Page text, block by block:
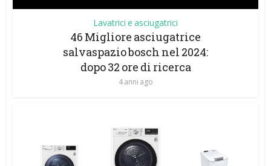
Lavatrici e asciugatrici
46 Migliore asciugatrice
salvaspazio bosch nel 2024:
dopo 32 ore di ricerca
4 anni ago